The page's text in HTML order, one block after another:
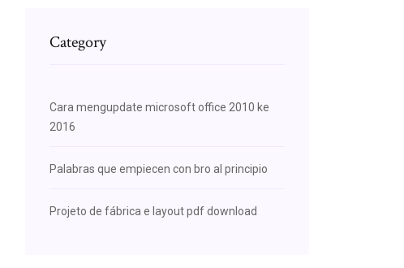
Category
Cara mengupdate microsoft office 2010 ke
2016
Palabras que empiecen con bro al principio
Projeto de fábrica e layout pdf download